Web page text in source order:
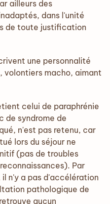
ailleurs des
dans l'unité
de toute justification
une personnalité
volontiers macho, aimant
celui de paraphrénie
de syndrome de
n'est pas retenu, car
lors du séjour ne
(pas de troubles
Par
n'y a pas d'accélération
pathologique de
aucun